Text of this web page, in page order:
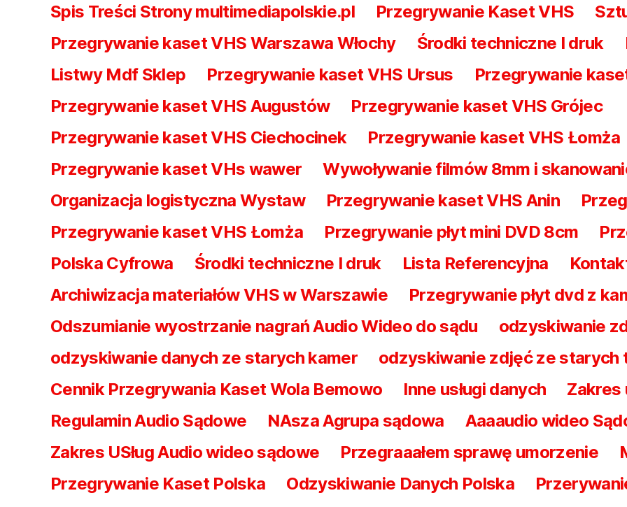
Spis Treści Strony multimediapolskie.pl
Przegrywanie Kaset VHS
Przegrywanie kaset VHS Warszawa Włochy
Środki techniczne I druk
Listwy Mdf Sklep
Przegrywanie kaset VHS Ursus
Przegrywanie
Przegrywanie kaset VHS Augustów
Przegrywanie kaset VHS Grójec
Przegrywanie kaset VHS Ciechocinek
Przegrywanie kaset VHS Łomża
Przegrywanie kaset VHs wawer
Wywoływanie filmów 8mm i
Organizacja logistyczna Wystaw
Przegrywanie kaset VHS Anin
Przegrywanie kaset VHS Łomża
Przegrywanie płyt mini DVD 8cm
Polska Cyfrowa
Środki techniczne I druk Lista Referencyjna
Archiwizacja materiałów VHS w Warszawie
Przegrywanie płyt dvd z
Odszumianie wyostrzanie nagrań Audio Wideo do sądu
odzyskiwanie
odzyskiwanie danych ze starych kamer
odzyskiwanie zdjęć ze starych
Cennik Przegrywania Kaset Wola Bemowo
Inne usługi danych
Zakres
Regulamin Audio Sądowe
NAsza Agrupa sądowa
Aaaaudio wideo
Zakres USług Audio wideo sądowe
Przegraaałem sprawę umorzenie
Przegrywanie Kaset Polska
Odzyskiwanie Danych Polska